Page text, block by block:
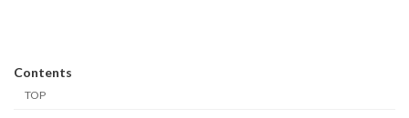
Contents
TOP